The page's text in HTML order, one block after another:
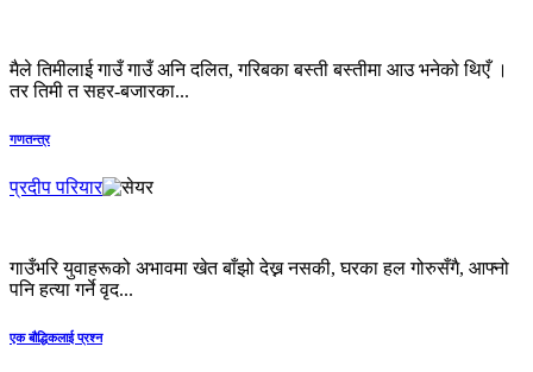
मैले तिमीलाई गाउँ गाउँ अनि दलित, गरिबका बस्ती बस्तीमा आउ भनेको थिएँ ।
तर तिमी त सहर-बजारका...
गणतन्त्र
प्रदीप परियार
गाउँभरि युवाहरूको अभावमा खेत बाँझो देख्न नसकी, घरका हल गोरुसँगै, आफ्नो
पनि हत्या गर्ने वृद...
एक बौद्धिकलाई प्रश्न